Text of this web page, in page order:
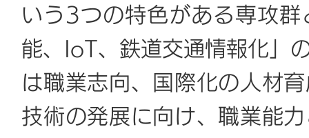
いう3つの特色がある専攻
能、IoT、鉄道交通情報化」
は職業志向、国際化の人材
技術の発展に向け、職業能